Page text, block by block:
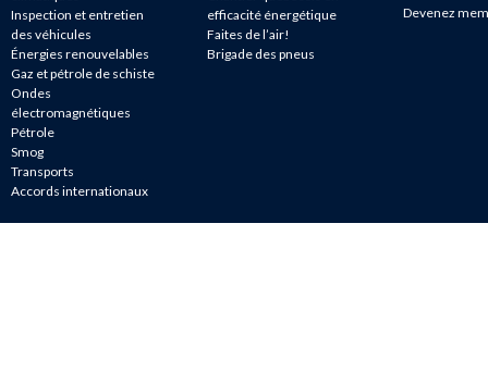
Inspection et entretien
des véhicules
Énergies renouvelables
Gaz et pétrole de schiste
Ondes
électromagnétiques
Pétrole
Smog
Transports
Accords internationaux
efficacité énergétique
Faites de l’air!
Brigade des pneus
Devenez